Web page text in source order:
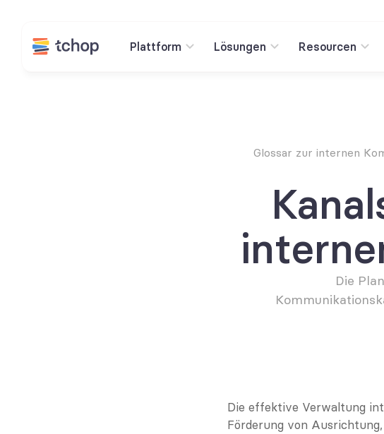
Plattform Lösungen Resourcen
Glossar zur internen
Die
Die effektive Verwaltung
Förderung von